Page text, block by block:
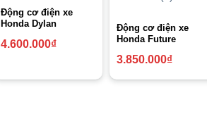
Động cơ điện xe
Honda Dylan
4.600.000₫
Động cơ điện xe
Honda Future
3.850.000₫